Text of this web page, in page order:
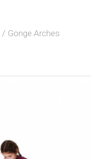
Gonge Arches